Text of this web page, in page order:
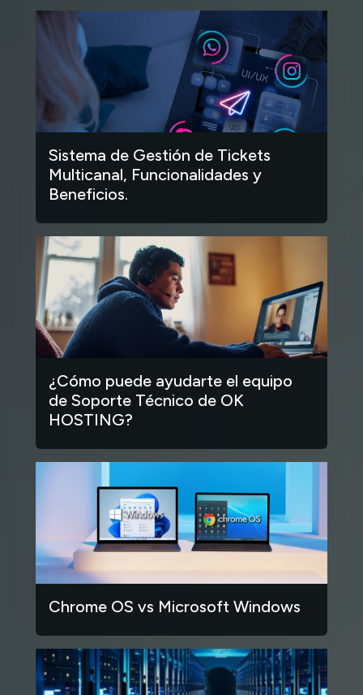
Sistema de Gestión de Tickets
Multicanal, Funcionalidades y
Beneficios.
¿Cómo puede ayudarte el equipo
de Soporte Técnico de OK
HOSTING?
Chrome OS vs Microsoft Windows